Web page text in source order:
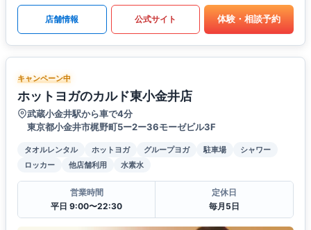
店舗情報 公式サイト 体験・相談予約
キャンペーン中
ホットヨガのカルド東小金井店
武蔵小金井駅から車で4分
東京都小金井市梶野町5ー2ー36モーゼビル3F
タオルレンタル ホットヨガ グループヨガ 駐車場
シャワー
ロッカー
他店舗利用 水素水
営業時間
平日 9:00〜22:30
定休日
毎月5日